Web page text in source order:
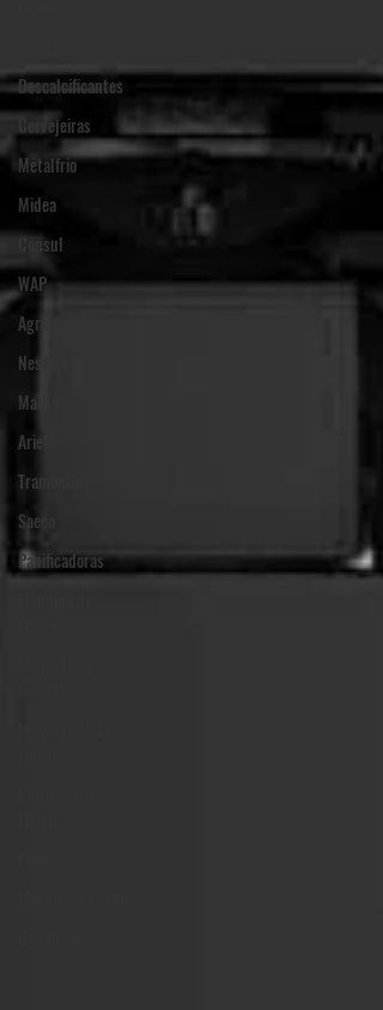
Descalcificantes
Cervejeiras
Metalfrio
Midea
Consul
WAP
Agratto
Nescafé
Mallory
Ariete
Tramontina
Saeco
Panificadoras